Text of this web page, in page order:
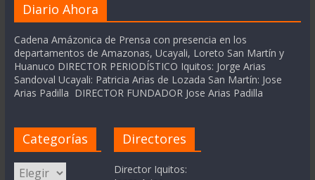
Diario Ahora
Cadena Amázonica de Prensa con presencia en los
departamentos de Amazonas, Ucayali, Loreto San Martín y
Huanuco DIRECTOR PERIODÍSTICO Iquitos: Jorge Arias
Sandoval Ucayali: Patricia Arias de Lozada San Martín: Jose
Arias Padilla DIRECTOR FUNDADOR Jose Arias Padilla
Categorías
Categorías
Directores
Director Iquitos: